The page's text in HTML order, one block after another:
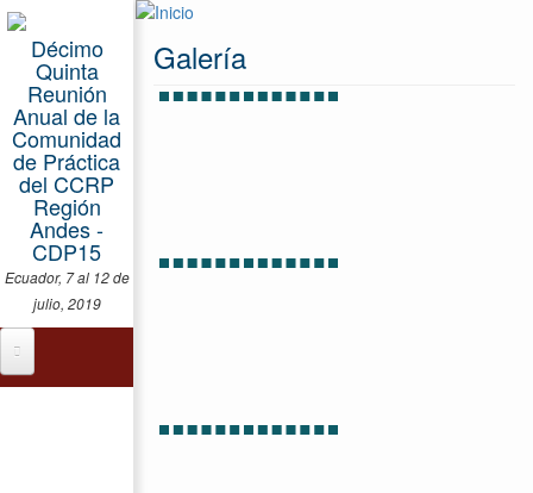
Pasar al contenido principal
Décimo
Quinta
Reunión
Anual de la
Comunidad
de Práctica
del CCRP
Región
Andes -
CDP15
Ecuador, 7 al 12 de
julio, 2019
Galería